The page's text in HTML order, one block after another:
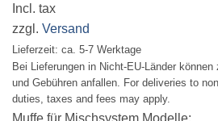
Incl. tax
zzgl. Versand
Lieferzeit: ca. 5-7 Werktage
Bei Lieferungen in Nicht-EU-Länder
und Gebühren anfallen. For deliveries to
duties, taxes and fees may apply.
Muffe für Mischsystem Modelle: